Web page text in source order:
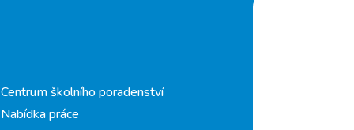
Centrum školního poradenství
Nabídka práce